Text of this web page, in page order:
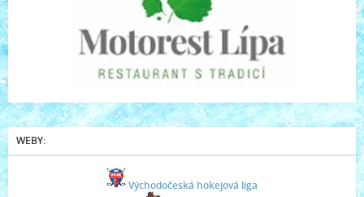
WEBY:
Východočeská hokejová liga